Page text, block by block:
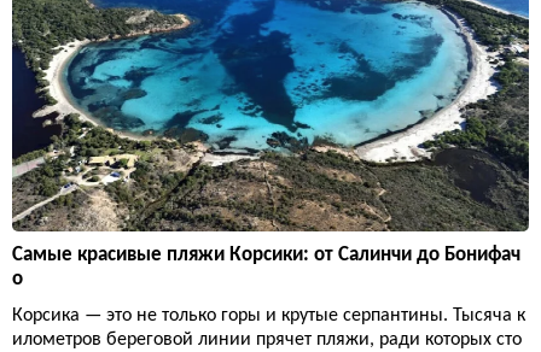
Самые красивые пляжи Корсики: от Салинчи до Бонифач
о
Корсика — это не только горы и крутые серпантины. Тысяча к
илометров береговой линии прячет пляжи, ради которых сто